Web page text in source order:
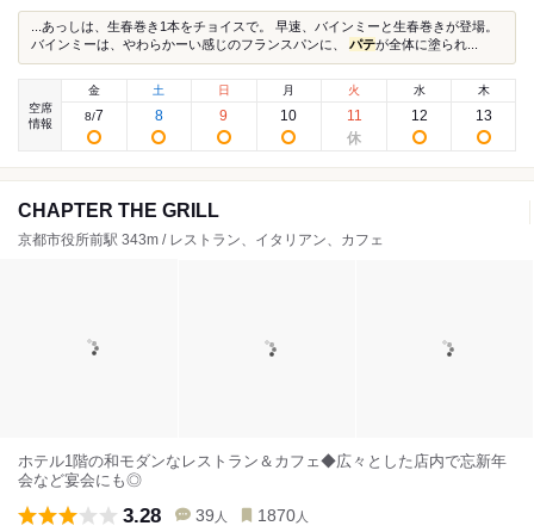
...あっしは、生春巻き1本をチョイスで。 早速、バインミーと生春巻きが登場。
バインミーは、やわらかーい感じのフランスパンに、 パテが全体に塗られ...
空席
情報
金
8/7
土
8
日
9
月
10
火
11
水
12
木
13
CHAPTER THE GRILL
京都市役所前駅 343m / レストラン、イタリアン、カフェ
ホテル1階の和モダンなレストラン＆カフェ◆広々とした店内で忘新年
会など宴会にも◎
3.28 39 人 1870 人